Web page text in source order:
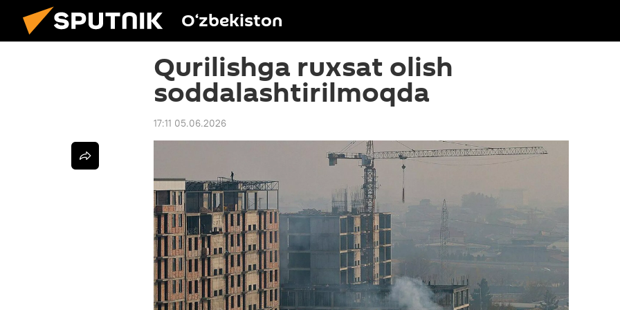
O‘zbekiston
Qurilishga ruxsat olish
soddalashtirilmoqda
17:11 05.06.2026